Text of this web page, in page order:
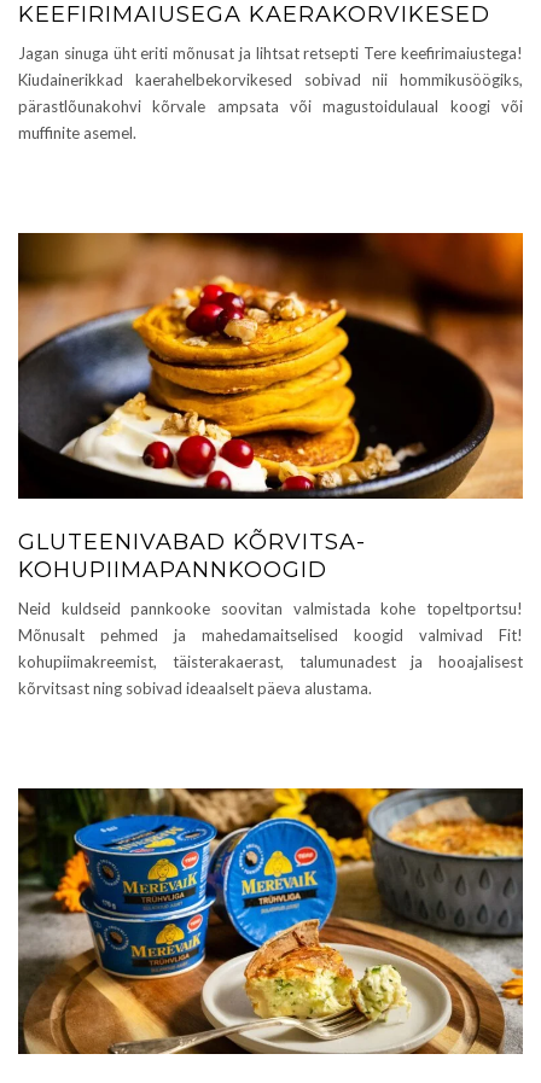
KEEFIRIMAIUSEGA KAERAKORVIKESED
Jagan sinuga üht eriti mõnusat ja lihtsat retsepti Tere keefirimaiustega!
Kiudainerikkad kaerahelbekorvikesed sobivad nii hommikusöögiks,
pärastlõunakohvi kõrvale ampsata või magustoidulaual koogi või
muffinite asemel.
GLUTEENIVABAD KÕRVITSA-
KOHUPIIMAPANNKOOGID
Neid kuldseid pannkooke soovitan valmistada kohe topeltportsu!
Mõnusalt pehmed ja mahedamaitselised koogid valmivad Fit!
kohupiimakreemist, täisterakaerast, talumunadest ja hooajalisest
kõrvitsast ning sobivad ideaalselt päeva alustama.